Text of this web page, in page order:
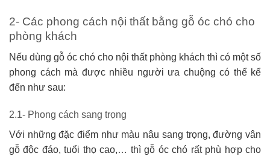
2- Các phong cách nội thất bằng gỗ óc chó cho
phòng khách
Nếu dùng gỗ óc chó cho nội thất phòng khách thì có một số
phong cách mà được nhiều người ưa chuộng có thể kể
đến như sau:
2.1- Phong cách sang trọng
Với những đặc điểm như màu nâu sang trọng, đường vân
gỗ độc đáo, tuổi thọ cao,… thì gỗ óc chó rất phù hợp cho